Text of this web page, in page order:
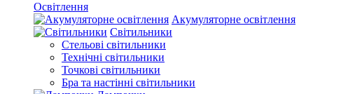
Освітлення
Акумуляторне освітлення
Світильники
Стельові світильники
Технічні світильники
Точкові світильники
Бра та настінні світильники